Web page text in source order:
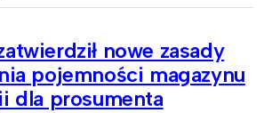
nowe zasady
pojemności magazynu
dla prosumenta